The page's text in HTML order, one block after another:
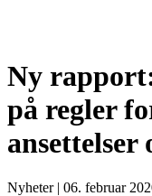
Ny
på regler
ansettelser
Nyheter | 06. februar